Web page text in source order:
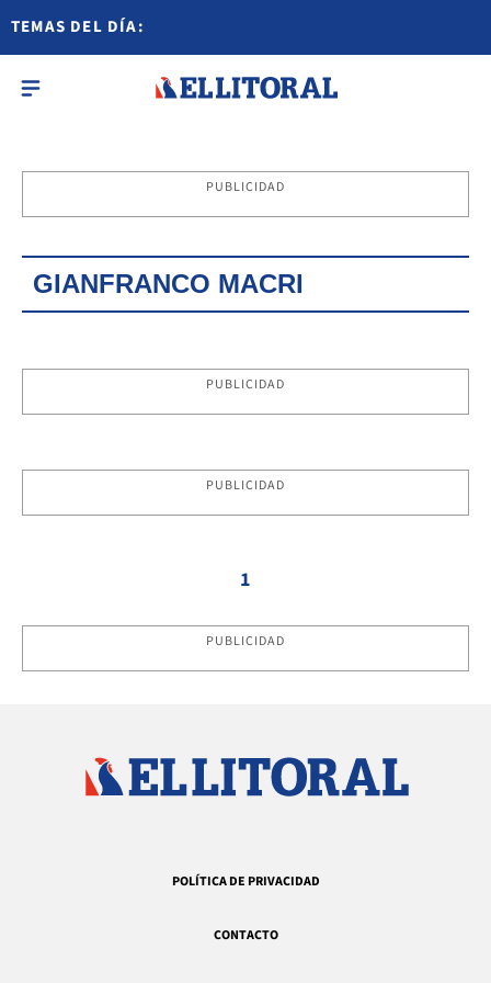
TEMAS DEL DÍA:
PUBLICIDAD
GIANFRANCO MACRI
PUBLICIDAD
PUBLICIDAD
1
PUBLICIDAD
POLÍTICA DE PRIVACIDAD
CONTACTO